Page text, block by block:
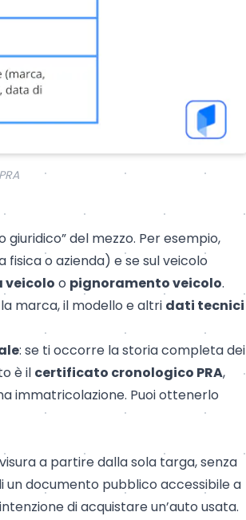
del mezzo. Per esempio,
o azienda) e se sul veicolo
veicolo o pignoramento veicolo.
marca, il modello e altri dati tecnici
: se ti occorre la storia completa dei
è il certificato cronologico PRA,
immatricolazione. Puoi ottenerlo
visuraa partire dalla sola targa, senza
documento pubblico accessibile a
di acquistare un’auto usata.